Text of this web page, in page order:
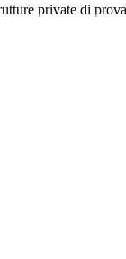
private di